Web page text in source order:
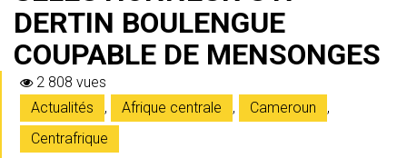
DERTIN BOULENGUE
COUPABLE DE MENSONGES
2 808 vues
Actualités
, Afrique centrale , Cameroun
,
Centrafrique